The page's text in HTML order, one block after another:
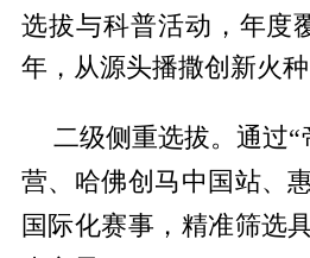
选拔与科普活动，年度
年，从源头播撒创新火种
二级侧重选拔。通过
营、哈佛创马中国站、
国际化赛事，精准筛选